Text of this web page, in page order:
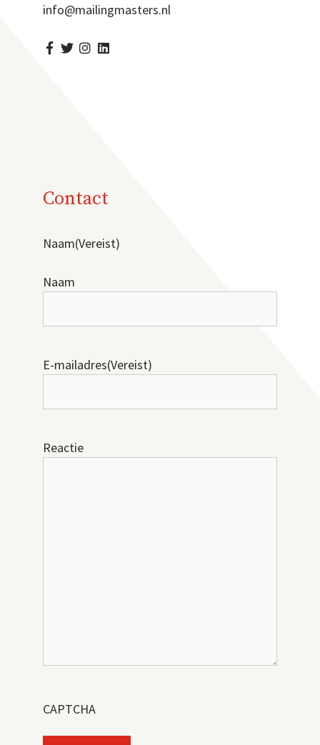
info@mailingmasters.nl
Contact
Naam(Vereist)
Naam
E-mailadres(Vereist)
Reactie
CAPTCHA